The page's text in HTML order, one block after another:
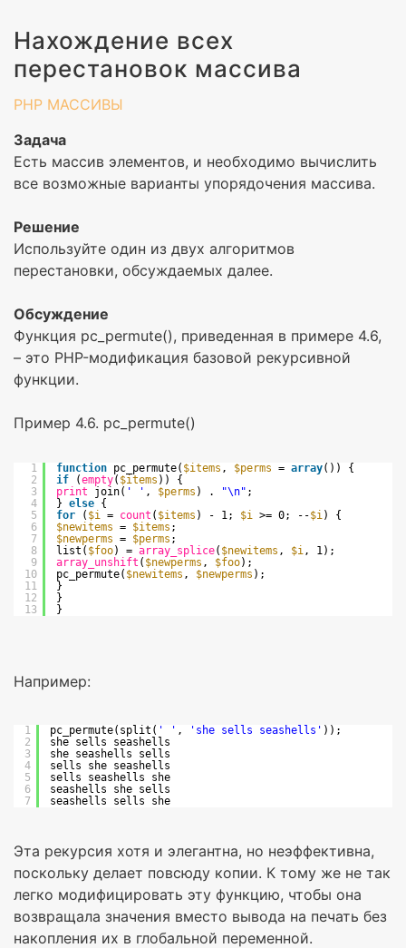
Нахождение всех
перестановок массива
PHP МАССИВЫ
Задача
Есть массив элементов, и необходимо вычислить
все возможные варианты упорядочения массива.
Решение
Используйте один из двух алгоритмов
перестановки, обсуждаемых далее.
Обсуждение
Функция pc_permute(), приведенная в примере 4.6,
– это PHP-модификация базовой рекурсивной
функции.
Пример 4.6. pc_permute()
1
2
3
4
5
6
7
8
9
10
11
12
13
function pc_permute( $items , $perms = array()) {
if
(empty( $items )) {
print
join( ' ' , $perms ) . "\n" ;
} else {
for
( $i = count ( $items ) - 1; $i >= 0; --$i) {
$newitems = $items ;
$newperms = $perms ;
list( $foo) = array_splice( $newitems , $i, 1);
array_unshift ( $newperms , $foo);
pc_permute( $newitems , $newperms );
}
}
}
Например:
1
2
3
4
5
6
7
pc_permute(split( ' ' , 'she sells seashells' ));
she sells seashells
she seashells sells
sells she seashells
sells seashells she
seashells she sells
seashells sells she
Эта рекурсия хотя и элегантна, но неэффективна,
поскольку делает повсюду копии. К тому же не так
легко модифицировать эту функцию, чтобы она
возвращала значения вместо вывода на печать без
накопления их в глобальной переменной.